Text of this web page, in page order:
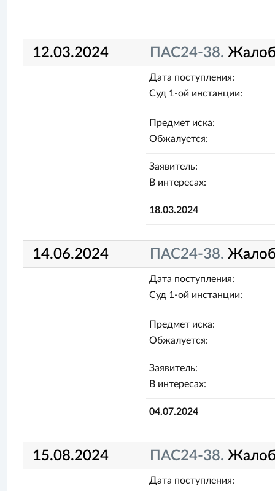
12.03.2024 ПАС24-38.
Дата поступления:
Суд 1-ой инстанции:
Предмет иска:
Обжалуется:
Заявитель:
В интересах:
18.03.2024
14.06.2024 ПАС24-38.
Дата поступления:
Суд 1-ой инстанции:
Предмет иска:
Обжалуется:
Заявитель:
В интересах:
04.07.2024
15.08.2024 ПАС24-38.
Дата поступления: